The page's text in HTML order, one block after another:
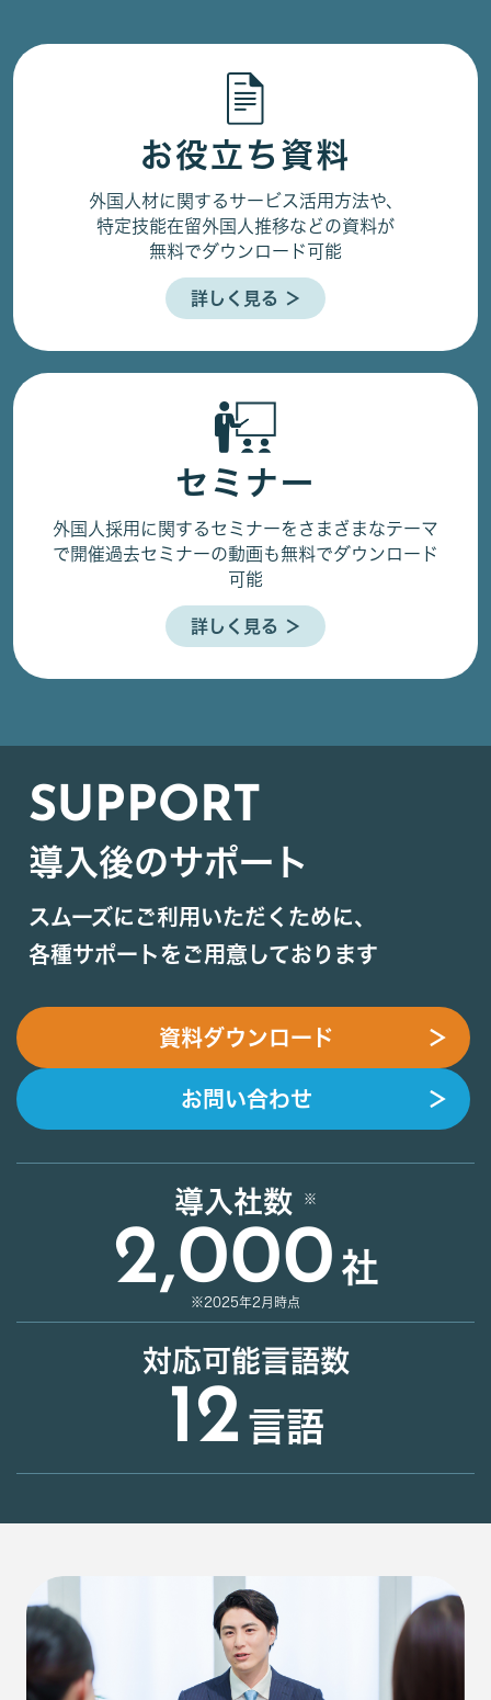
お役立ち資料
外国人材に関するサービス活用方法や、
特定技能在留外国人推移などの資料が
無料でダウンロード可能
詳しく見る ＞
セミナー
外国人採用に関するセミナーをさまざまなテーマ
で開催過去セミナーの動画も無料でダウンロード
可能
詳しく見る ＞
SUPPORT
導入後のサポート
スムーズにご利用いただくために、
各種サポートをご用意しております
資料ダウンロード ＞
お問い合わせ ＞
導入社数
2,000 社
※2025年2月時点
対応可能言語数
12 言語